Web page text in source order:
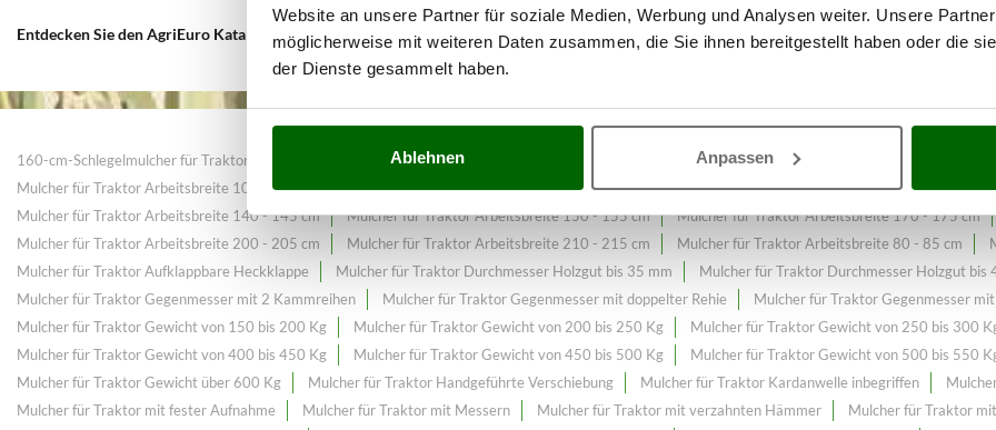
Website an unsere Partner für soziale Medien, Werbung und Analysen weiter. Unsere
möglicherweise mit weiteren Daten zusammen, die Sie ihnen bereitgestellt haben oder die
der Dienste gesammelt haben.
Ablehnen Anpassen
Entdecken Sie den AgriEuro Katalog 2026für Mulcher für Traktor Gewicht von 300 bis 350 Kg , der laufend erweitert und aktualisiert wird
160-cm-Schlegelmulcher für Traktoren Black Friday Mulcher für Traktor Mulcher für mittel-leichte Traktoren Mulcher für mittel-schwere
Mulcher für Traktor Arbeitsbreite 100 - 105 cm
Mulcher für Traktor Arbeitsbreite 110 - 115 cm Mulcher für Traktor Arbeitsbreite 120 - 125 cm
Mulcher für Traktor Arbeitsbreite 140 - 145 cm
Mulcher für Traktor Arbeitsbreite 150 - 155 cm Mulcher für Traktor Arbeitsbreite 170 - 175 cm
Mulcher für Traktor Arbeitsbreite 200 - 205 cm
Mulcher für Traktor Arbeitsbreite 210 - 215 cm Mulcher für Traktor Arbeitsbreite 80 - 85 cm
Mulcher für Traktor Aufklappbare Heckklappe
Mulcher für Traktor Durchmesser Holzgut bis 35 mm Mulcher für Traktor Durchmesser Holzgut bis
Mulcher für Traktor Gegenmesser mit 2 Kammreihen
Mulcher für Traktor Gegenmesser mit doppelter Rehie Mulcher für Traktor Gegenmesser mit
Mulcher für Traktor Gewicht von 150 bis 200 Kg
Mulcher für Traktor Gewicht von 200 bis 250 Kg Mulcher für Traktor Gewicht von 250 bis 300
Mulcher für Traktor Gewicht von 400 bis 450 Kg
Mulcher für Traktor Gewicht von 450 bis 500 Kg Mulcher für Traktor Gewicht von 500 bis 550
Mulcher für Traktor Gewicht über 600 Kg
Mulcher für Traktor Handgeführte Verschiebung Mulcher für Traktor Kardanwelle inbegriffen
Mulcher für Traktor mit fester Aufnahme
Mulcher für Traktor mit Messern Mulcher für Traktor mit verzahnten Hämmer
Mulcher für Traktor